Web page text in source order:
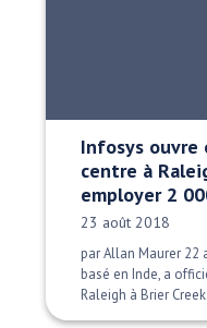
Infosys
centre à
employer 2
Date publiée:
23 août 2018
par Allan Maurer 22
basé en Inde, a
Raleigh à Brier